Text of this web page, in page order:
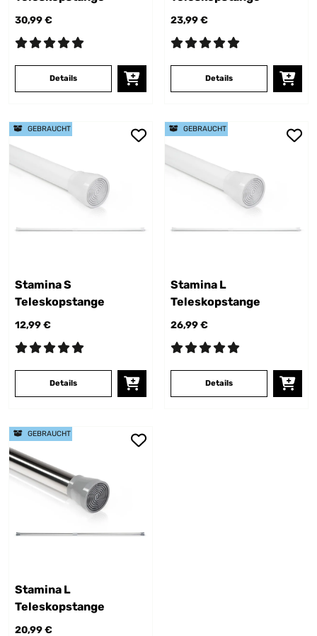
30,99 €
Details
23,99 €
Details
Stamina S
Teleskopstange
12,99 €
Details
GEBRAUCHT
Stamina L
Teleskopstange
26,99 €
Details
GEBRAUCHT
Stamina L
Teleskopstange
20,99 €
GEBRAUCHT